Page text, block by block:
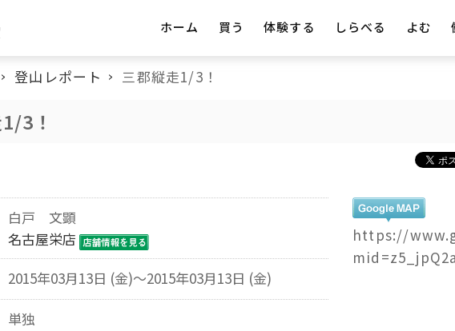
ホーム 買う 体験する しらべる よむ
登山レポート 三郡縦走1/3！
3！
白戸 文顕
名古屋栄店
2015年03月13日 (金)～2015年03月13日 (金)
単独
https://